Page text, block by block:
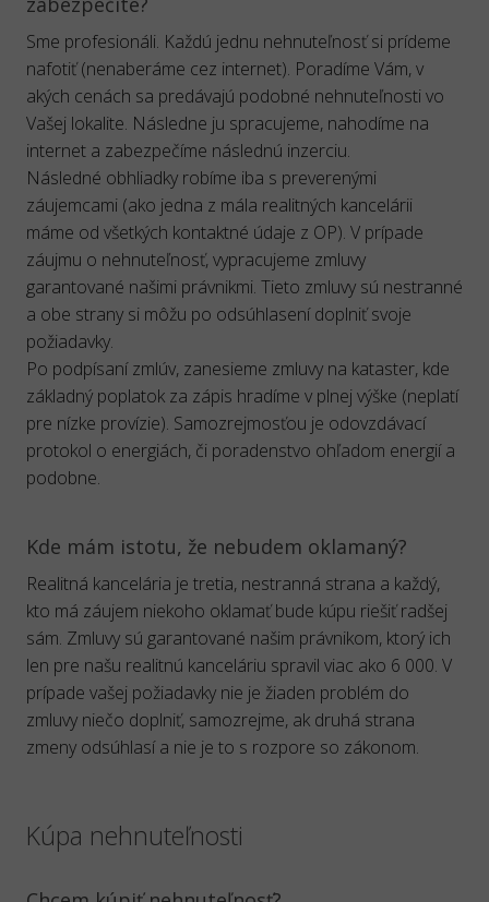
Sme profesionáli. Každú jednu nehnuteľnosť si prídeme
nafotiť (nenaberáme cez internet). Poradíme Vám, v
akých cenách sa predávajú podobné nehnuteľnosti vo
Vašej lokalite. Následne ju spracujeme, nahodíme na
internet a zabezpečíme následnú inzerciu.
Následné obhliadky robíme iba s preverenými
záujemcami (ako jedna z mála realitných kancelárii
máme od všetkých kontaktné údaje z OP). V prípade
záujmu o nehnuteľnosť, vypracujeme zmluvy
garantované našimi právnikmi. Tieto zmluvy sú nestranné
a obe strany si môžu po odsúhlasení doplniť svoje
požiadavky.
Po podpísaní zmlúv, zanesieme zmluvy na kataster, kde
základný poplatok za zápis hradíme v plnej výške (neplatí
pre nízke provízie). Samozrejmosťou je odovzdávací
protokol o energiách, či poradenstvo ohľadom energií a
podobne.
Kde mám istotu, že nebudem oklamaný?
Realitná kancelária je tretia, nestranná strana a každý,
kto má záujem niekoho oklamať bude kúpu riešiť radšej
sám. Zmluvy sú garantované našim právnikom, ktorý ich
len pre našu realitnú kanceláriu spravil viac ako 6 000. V
prípade vašej požiadavky nie je žiaden problém do
zmluvy niečo doplniť, samozrejme, ak druhá strana
zmeny odsúhlasí a nie je to s rozpore so zákonom.
Kúpa nehnuteľnosti